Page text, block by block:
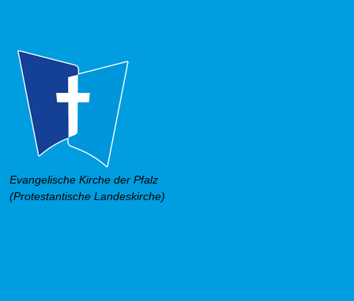
Evangelische Kirche der Pfalz
(Protestantische Landeskirche)